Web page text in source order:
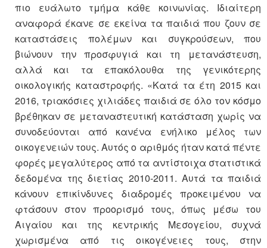
πιο ευάλωτο τμήμα κάθε κοινωνίας. Ιδιαίτερη
αναφορά έκανε σε εκείνα τα παιδιά που ζουν σε
καταστάσεις πολέμων και συγκρούσεων, που
βιώνουν την προσφυγιά και τη μετανάστευση,
αλλά και τα επακόλουθα της γενικότερης
οικολογικής καταστροφής. «Κατά τα έτη 2015 και
2016, τριακόσιες χιλιάδες παιδιά σε όλο τον κόσμο
βρέθηκαν σε μεταναστευτική κατάσταση χωρίς να
συνοδεύονται από κανένα ενήλικο μέλος των
οικογενειών τους. Αυτός ο αριθμός ήταν κατά πέντε
φορές μεγαλύτερος από τα αντίστοιχα στατιστικά
δεδομένα της διετίας 2010-2011. Αυτά τα παιδιά
κάνουν επικίνδυνες διαδρομές προκειμένου να
φτάσουν στον προορισμό τους, όπως μέσω του
Αιγαίου και της κεντρικής Μεσογείου, συχνά
χωρισμένα από τις οικογένειες τους, στην